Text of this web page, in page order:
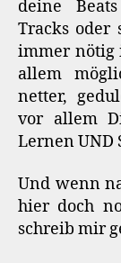
deine
Tracks oder
immer nötig
allem
netter,
vor allem
Lernen UND
Und wenn
hier doch
schreib mir